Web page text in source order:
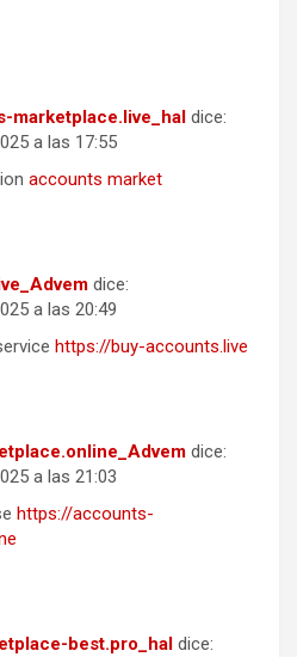
marketplace.live_hal dice:
a las 17:55
accounts market
dice:
a las 20:49
https://buy-accounts.live
dice:
a las 21:03
https://accounts-
best.pro_hal dice: